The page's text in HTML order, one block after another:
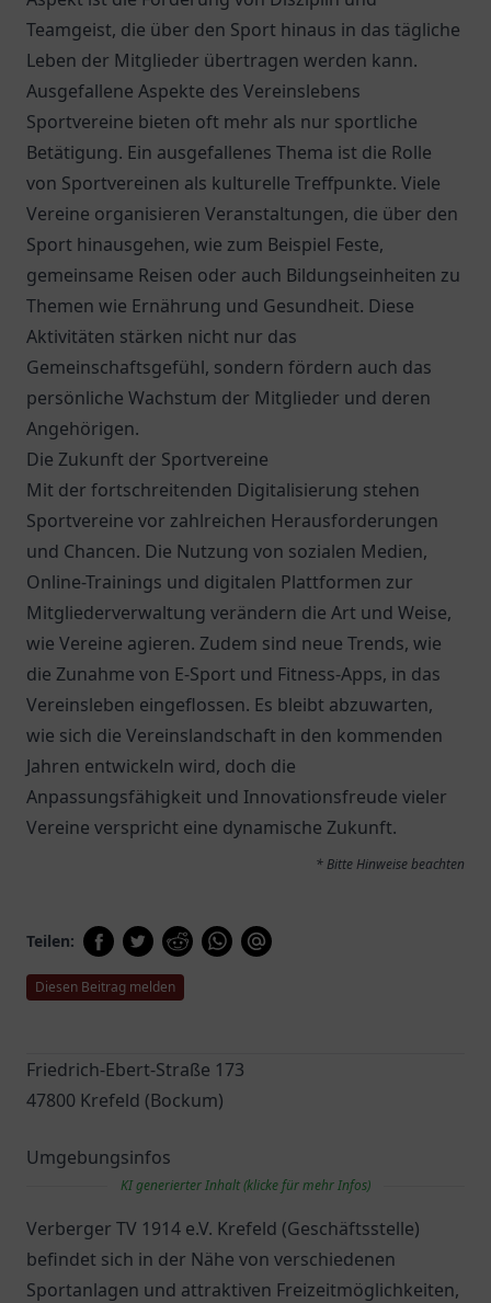
Teamgeist, die über den Sport hinaus in das tägliche
Leben der Mitglieder übertragen werden kann.
Ausgefallene Aspekte des Vereinslebens
Sportvereine bieten oft mehr als nur sportliche
Betätigung. Ein ausgefallenes Thema ist die Rolle
von Sportvereinen als kulturelle Treffpunkte. Viele
Vereine organisieren Veranstaltungen, die über den
Sport hinausgehen, wie zum Beispiel Feste,
gemeinsame Reisen oder auch Bildungseinheiten zu
Themen wie Ernährung und Gesundheit. Diese
Aktivitäten stärken nicht nur das
Gemeinschaftsgefühl, sondern fördern auch das
persönliche Wachstum der Mitglieder und deren
Angehörigen.
Die Zukunft der Sportvereine
Mit der fortschreitenden Digitalisierung stehen
Sportvereine vor zahlreichen Herausforderungen
und Chancen. Die Nutzung von sozialen Medien,
Online-Trainings und digitalen Plattformen zur
Mitgliederverwaltung verändern die Art und Weise,
wie Vereine agieren. Zudem sind neue Trends, wie
die Zunahme von E-Sport und Fitness-Apps, in das
Vereinsleben eingeflossen. Es bleibt abzuwarten,
wie sich die Vereinslandschaft in den kommenden
Jahren entwickeln wird, doch die
Anpassungsfähigkeit und Innovationsfreude vieler
Vereine verspricht eine dynamische Zukunft.
* Bitte Hinweise beachten
Teilen:
Diesen Beitrag melden
Friedrich-Ebert-Straße 173
47800 Krefeld (Bockum)
Umgebungsinfos
KI generierter Inhalt (klicke für mehr Infos)
Verberger TV 1914 e.V. Krefeld (Geschäftsstelle)
befindet sich in der Nähe von verschiedenen
Sportanlagen und attraktiven Freizeitmöglichkeiten,